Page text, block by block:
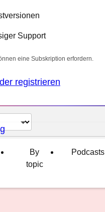
Support
eine Subskription erfordern.
registrieren
By
topic
Podcasts